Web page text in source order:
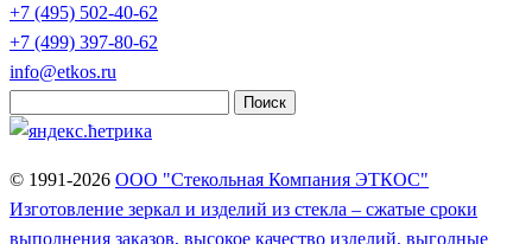
+7 (495) 502-40-62
+7 (499) 397-80-62
info@etkos.ru
© 1991-2026 ООО "Стекольная Компания ЭТКОС"
Изготовление зеркал и изделий из стекла – сжатые сроки
выполнения заказов, высокое качество изделий, выгодные